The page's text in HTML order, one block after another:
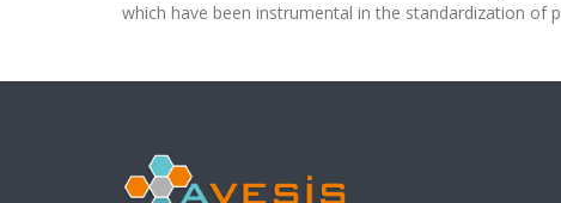
which have been instrumental in the standardization of